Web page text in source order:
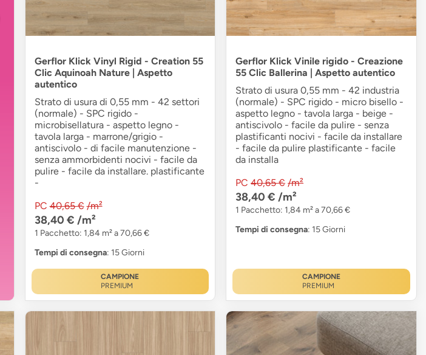
Gerflor Klick Vinyl Rigid - Creation 55
Clic Aquinoah Nature | Aspetto
autentico
Strato di usura di 0,55 mm - 42 settori
(normale) - SPC rigido -
microbisellatura - aspetto legno -
tavola larga - marrone/grigio -
antiscivolo - di facile manutenzione -
senza ammorbidenti nocivi - facile da
pulire - facile da installare. plastificante
-
PC 40,65 € /m²
38,40 € /m²
1 Pacchetto: 1,84 m² a 70,66 €
Tempi di consegna: 15 Giorni
CAMPIONE
PREMIUM
Gerflor Klick Vinile rigido - Creazione
55 Clic Ballerina | Aspetto autentico
Strato di usura 0,55 mm - 42 industria
(normale) - SPC rigido - micro bisello -
aspetto legno - tavola larga - beige -
antiscivolo - facile da pulire - senza
plastificanti nocivi - facile da installare
- facile da pulire plastificante - facile
da installa
PC 40,65 € /m²
38,40 € /m²
1 Pacchetto: 1,84 m² a 70,66 €
Tempi di consegna: 15 Giorni
CAMPIONE
PREMIUM